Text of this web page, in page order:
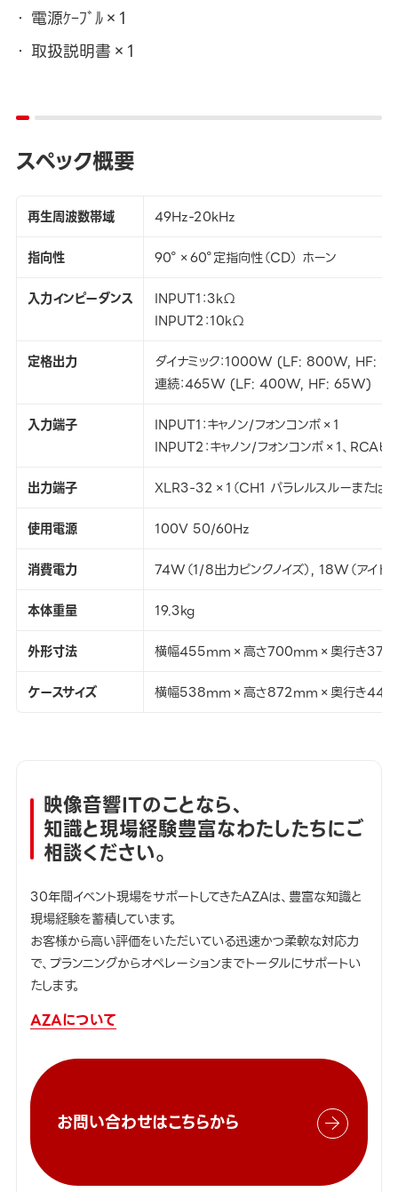
電源ｹｰﾌﾞﾙ×1
取扱説明書×1
スペック概要
再生周波数帯域
49Hz-20kHz
指向性
90°×60°定指向性（CD） ホーン
入力インピーダンス
INPUT1：3kΩ
INPUT2：10kΩ
定格出力
ダイナミック：1000W (LF: 800W, HF:
連続：465W (LF: 400W, HF: 65W)
入力端子
INPUT1：キャノン/フォンコンボ×1
INPUT2：キャノン/フォンコンボ×1、RCA
出力端子
XLR3-32×1（CH1 パラレルスルーまたは
使用電源
100V 50/60Hz
消費電力
74W（1/8出力ピンクノイズ）, 18W（アイド
本体重量
19.3kg
外形寸法
横幅455mm×高さ700mm×奥行き
ケースサイズ
横幅538mm×高さ872mm×奥行き
映像音響ITのことなら、
知識と現場経験豊富なわたしたちにご
相談ください。
30年間イベント現場をサポートしてきたAZAは、豊富な知識と
現場経験を蓄積しています。
お客様から高い評価をいただいている迅速かつ柔軟な対応力
で、プランニングからオペレーションまでトータルにサポートい
たします。
AZAについて
お問い合わせはこちらから